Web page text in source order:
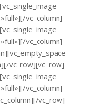
vc_column]
vc_column]
vc_row][vc_row]
vc_column]
vc_row]